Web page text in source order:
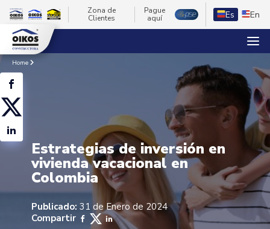
Zona de
Clientes
Pague
aquí
Es En
Home
Estrategias de inversión en
vivienda vacacional en
Colombia
Publicado: 31 de Enero de 2024
Compartir